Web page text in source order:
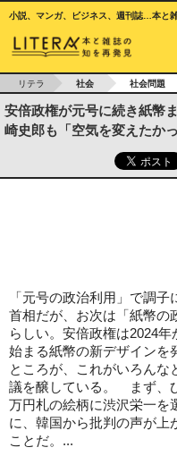
小説、マンガ、ビジネス、週刊誌…本と
リテラ 社会 社会問題
安倍政権が元号に続き紙幣
崎史郎も「空気を変えたか
「元号の政治利用」で調子
首相だが、お次は「紙幣の
らしい。安倍政権は2024年
始まる紙幣の新デザインを
ところが、これがいろんな
議を醸している。 まず、
万円札の絵柄に渋沢栄一を
に、韓国から批判の声が上
ことだ。...